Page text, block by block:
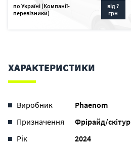
по Україні (Компанії-
перевізники)
від ?
грн
ХАРАКТЕРИСТИКИ
Виробник
Phaenom
Призначення
Фрірайд/скітур
Рік
2024